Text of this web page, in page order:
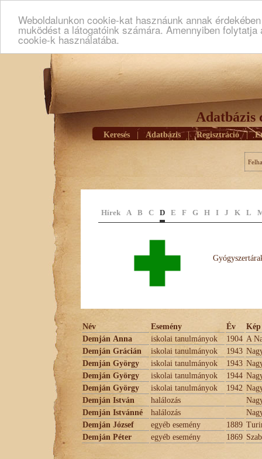
Weboldalunkon cookie-kat hasznáunk annak
muködést a látogatóink számára. Amennyiben
cookie-k használatába.
Adatbázis
Keresés Adatbázis | Regisztráció |
Hírek A B C D E F G H I J K L
Név Esemény Év
Demján Anna
iskolai tanulmányok 1904 A
Demján Grácián
iskolai tanulmányok 1943
Demján György
iskolai tanulmányok 1943
Demján György
iskolai tanulmányok 1944
Demján György
iskolai tanulmányok 1942
Demján István
halálozás
Demján Istvánné
halálozás
Demján József
egyéb esemény 1889
Demján Péter
egyéb esemény 1869